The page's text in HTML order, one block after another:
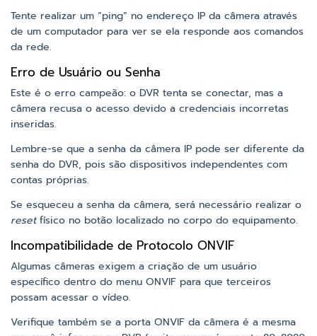
Tente realizar um “ping” no endereço IP da câmera através
de um computador para ver se ela responde aos comandos
da rede.
Erro de Usuário ou Senha
Este é o erro campeão: o DVR tenta se conectar, mas a
câmera recusa o acesso devido a credenciais incorretas
inseridas.
Lembre-se que a senha da câmera IP pode ser diferente da
senha do DVR, pois são dispositivos independentes com
contas próprias.
Se esqueceu a senha da câmera, será necessário realizar o
resetfísico no botão localizado no corpo do equipamento.
Incompatibilidade de Protocolo ONVIF
Algumas câmeras exigem a criação de um usuário
específico dentro do menu ONVIF para que terceiros
possam acessar o vídeo.
Verifique também se a porta ONVIF da câmera é a mesma